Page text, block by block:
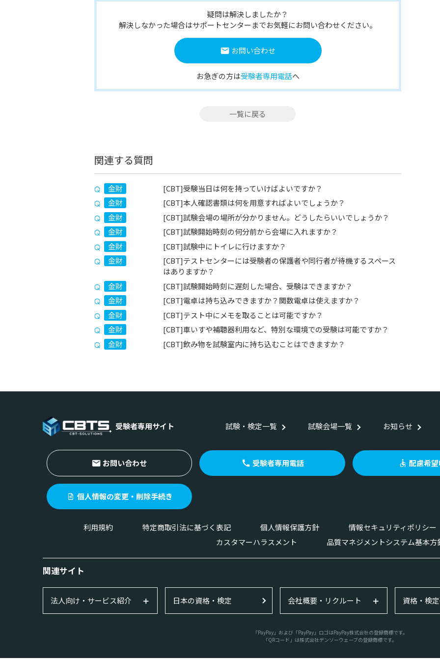
疑問は解決しましたか？
解決しなかった場合はサポートセンターまでお気軽にお問い合わせください。
お問い合わせ
お急ぎの方は受験者専用電話へ
一覧に戻る
関連する質問
金財
[CBT]受験当日は何を持っていけばよいですか？
金財
[CBT]本人確認書類は何を用意すればよいでしょうか？
金財
[CBT]試験会場の場所が分かりません。どうしたらいいでしょうか？
金財
[CBT]試験開始時刻の何分前から会場に入れますか？
金財
[CBT]試験中にトイレに行けますか？
金財
[CBT]テストセンターには受験者の保護者や同行者が待機するスペース
はありますか？
金財
[CBT]試験開始時刻に遅刻した場合、受験はできますか？
金財
[CBT]電卓は持ち込みできますか？関数電卓は使えますか？
金財
[CBT]テスト中にメモを取ることは可能ですか？
金財
[CBT]車いすや補聴器利用など、特別な環境での受験は可能ですか？
金財
[CBT]飲み物を試験室内に持ち込むことはできますか？
受験者専用サイト 試験・検定一覧 試験会場一覧 お知らせ
お問い合わせ 受験者専用電話 配慮希
個人情報の変更・削除手続き
利用規約 特定商取引法に基づく表記 個人情報保護方針 情報セキュリティポリシー
カスタマーハラスメント
品質マネジメントシステム基本方
関連サイト
法人向け・サービス紹介 日本の資格・検定 会社概要・リクルート 資格・検
「PayPay」および「PayPay」ロゴはPayPay株式会社の登録商標です。
「QRコード」は株式会社デンソーウェーブの登録商標です。